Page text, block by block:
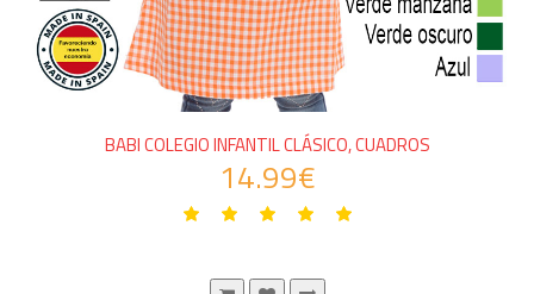
BABI COLEGIO INFANTIL CLÁSICO, CUADROS
14.99€